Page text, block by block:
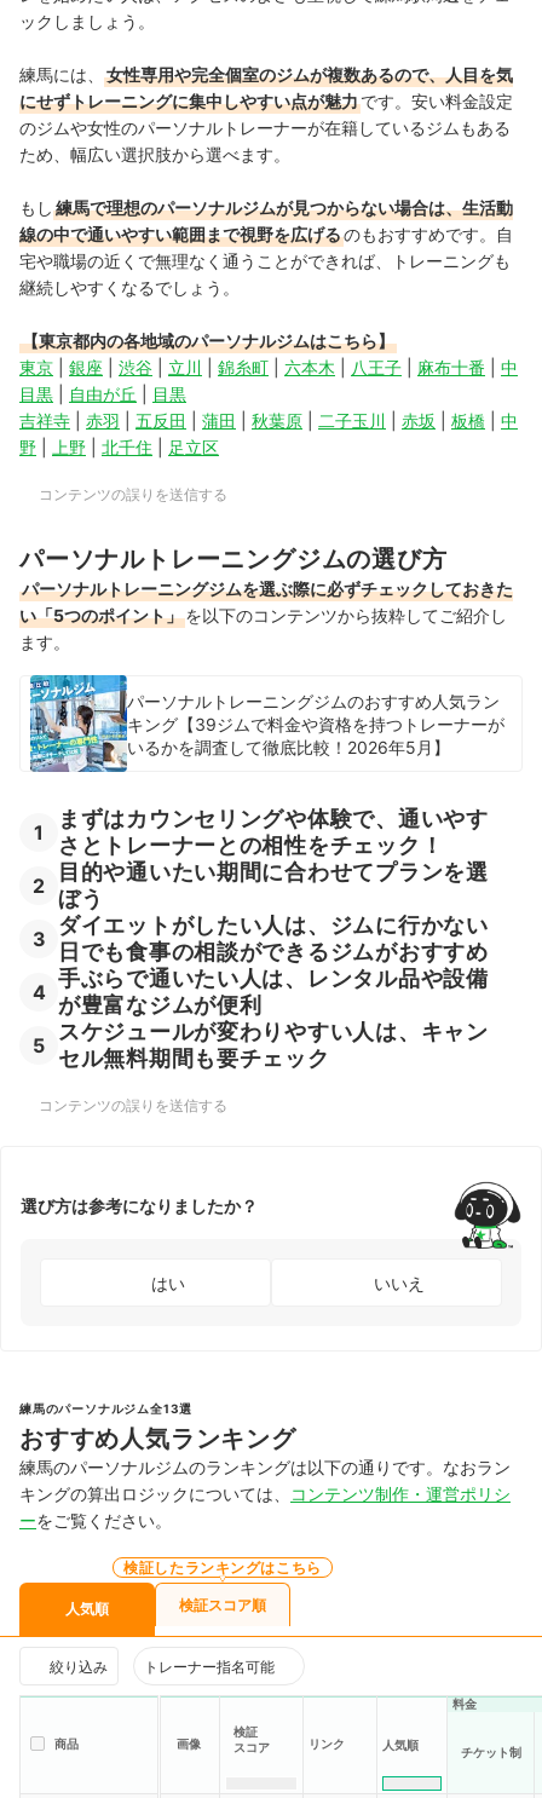
ックしましょう。
練馬には、
女性専用や完全個室のジムが複数あるので、人目を気
にせずトレーニングに集中しやすい点が魅力です。安い料金設定
のジムや女性のパーソナルトレーナーが在籍しているジムもある
ため、幅広い選択肢から選べます。
もし 練馬で理想のパーソナルジムが見つからない場合は、生活動
線の中で通いやすい範囲まで視野を広げるのもおすすめです。自
宅や職場の近くで無理なく通うことができれば、トレーニングも
継続しやすくなるでしょう。
【東京都内の各地域のパーソナルジムはこちら】
東京
銀座 渋谷 立川 錦糸町 六本木 八王子 麻布十番
中
目黒
自由が丘
目黒
吉祥寺
赤羽 五反田 蒲田 秋葉原 二子玉川 赤坂 板橋
中
野
上野 北千住 足立区
コンテンツの誤りを送信する
パーソナルトレーニングジムの選び方
パーソナルトレーニングジムを選ぶ際に必ずチェックしておきた
い「5つのポイント」を以下のコンテンツから抜粋してご紹介し
ます。
パーソナルトレーニングジムのおすすめ人気ラン
キング【39ジムで料金や資格を持つトレーナーが
いるかを調査して徹底比較！2026年5月】
1
まずはカウンセリングや体験で、通いやす
さとトレーナーとの相性をチェック！
2
目的や通いたい期間に合わせてプランを選
ぼう
3
ダイエットがしたい人は、ジムに行かない
日でも食事の相談ができるジムがおすすめ
4
手ぶらで通いたい人は、レンタル品や設備
が豊富なジムが便利
5
スケジュールが変わりやすい人は、キャン
セル無料期間も要チェック
コンテンツの誤りを送信する
選び方は参考になりましたか？
はい いいえ
練馬のパーソナルジム全13選
おすすめ人気ランキング
練馬のパーソナルジムのランキングは以下の通りです。なおラン
キングの算出ロジックについては、
コンテンツ制作・運営ポリシ
ーをご覧ください。
人気順
検証したランキングはこちら
検証スコア順
絞り込み トレーナー指名可能
商品 画像
検証
スコア
リンク 人気順
料金
チケット制